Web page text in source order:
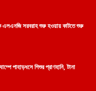
এলএনজি সরবরাহ শুরু হওয়ায় কাটতে শুরু
পাহাড়ধসে শিশুর প্রাণহানি, টানা